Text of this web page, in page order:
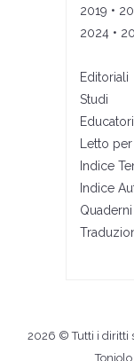
2019 •
2024 •
Editoriali
Studi
Letto
Indice
Indice
Quaderni
2026 © Tutti i diritti